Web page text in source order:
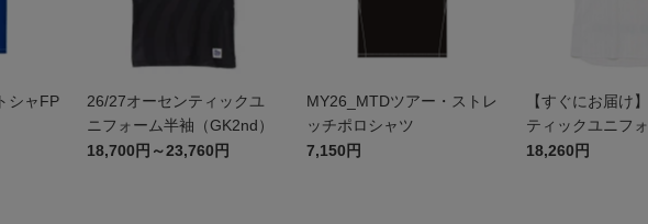
シャFP
26/27オーセンティックユ
ニフォーム半袖（GK2nd）
18,700円～23,760円
MY26_MTDツアー・ストレ
ッチポロシャツ
7,150円
【すぐにお届け
ティックユニフ
（2026百年構想
18,260円